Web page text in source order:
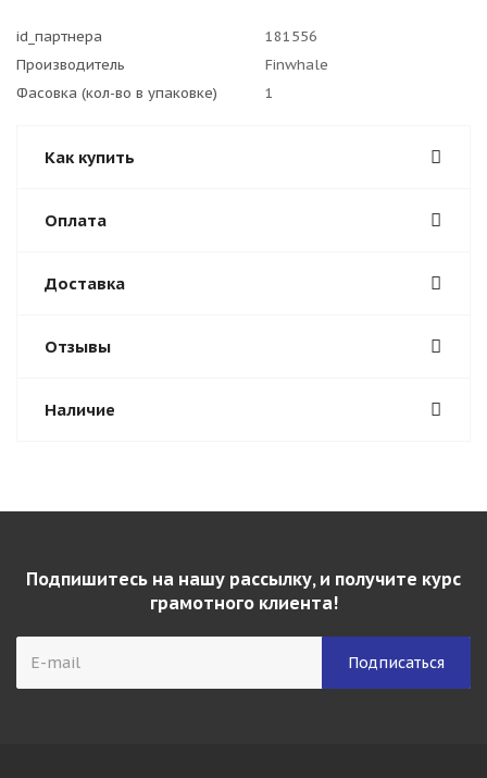
id_партнера
181556
Производитель
Finwhale
Фасовка (кол-во в упаковке)
1
Как купить
Оплата
Доставка
Отзывы
Наличие
Подпишитесь на нашу рассылку, и получите курс
грамотного клиента!